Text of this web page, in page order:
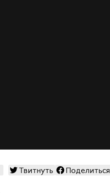
Твитнуть Поделиться